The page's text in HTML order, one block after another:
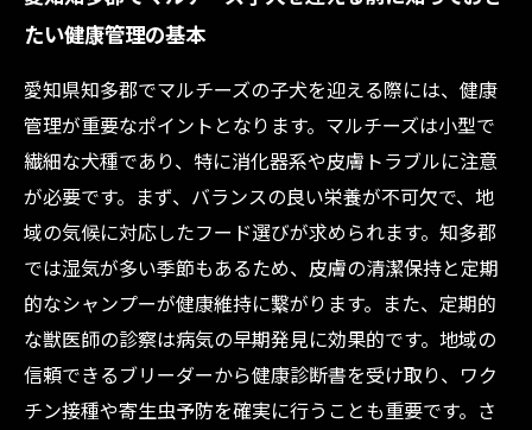
清潔な生活環境がカギ！愛知知多郡で実践する
マルチーズ子犬の健康習慣
地域のブリーダー推薦！マルチーズ子犬におす
すめの健康チェックリスト
愛知知多郡のマルチーズ子犬と安心して暮らす
ための総まとめ
たい健康管理の基本
愛知県知多郡でマルチーズの子犬を迎える際には、健康
管理が重要なポイントとなります。マルチーズは小型で
繊細な犬種であり、特に消化器系や皮膚トラブルに注意
が必要です。まず、バランスの良い栄養が不可欠で、地
域の気候に対応したフード選びが求められます。知多郡
では湿気が多い季節もあるため、皮膚の清潔保持と定期
的なシャンプーが健康維持に繋がります。また、定期的
な獣医師の診察は病気の早期発見に効果的です。地域の
信頼できるブリーダーから健康診断書を受け取り、ワク
チン接種や寄生虫予防を確実に行うことも重要です。さ